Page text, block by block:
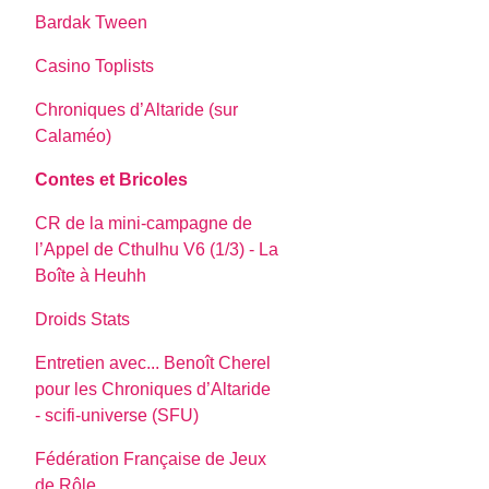
Bardak Tween
Casino Toplists
Chroniques d’Altaride (sur
Calaméo)
Contes et Bricoles
CR de la mini-campagne de
l’Appel de Cthulhu V6 (1/3) - La
Boîte à Heuhh
Droids Stats
Entretien avec... Benoît Cherel
pour les Chroniques d’Altaride
- scifi-universe (SFU)
Fédération Française de Jeux
de Rôle